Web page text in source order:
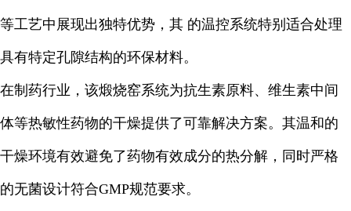
等工艺中展现出独特优势，其 的温控系统特别适合处理
具有特定孔隙结构的环保材料。
在制药行业，该煅烧窑系统为抗生素原料、维生素中间
体等热敏性药物的干燥提供了可靠解决方案。其温和的
干燥环境有效避免了药物有效成分的热分解，同时严格
的无菌设计符合GMP规范要求。